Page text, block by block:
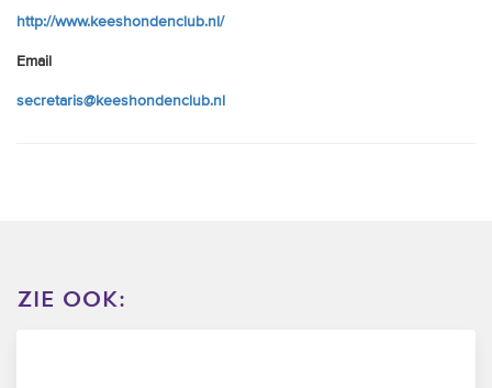
http://www.keeshondenclub.nl/
Email
secretaris@keeshondenclub.nl
zie ook: